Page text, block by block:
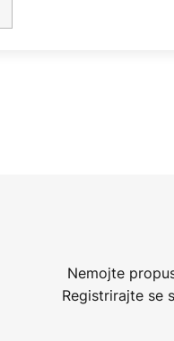
Nemojte
Registrirajte se